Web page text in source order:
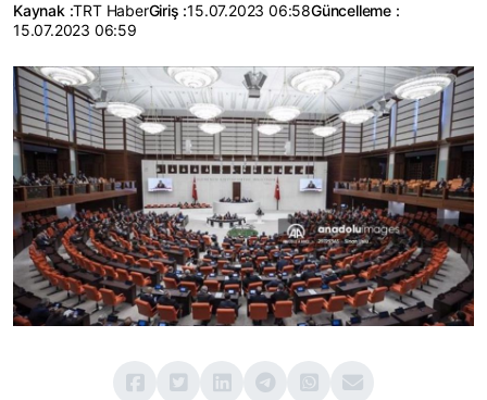
Kaynak :TRT HaberGiriş :15.07.2023 06:58Güncelleme :
15.07.2023 06:59